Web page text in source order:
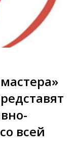
всей